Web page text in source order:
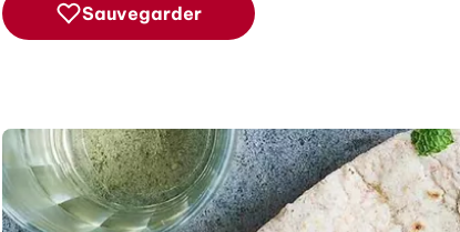
Sauvegarder